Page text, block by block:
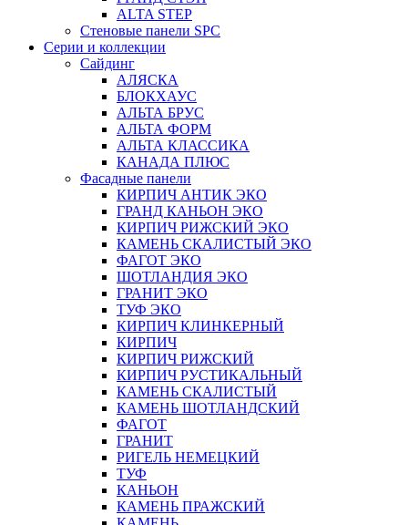
ALTA STEP
Стеновые панели SPC
Серии и коллекции
Сайдинг
АЛЯСКА
БЛОКХАУС
АЛЬТА БРУС
АЛЬТА ФОРМ
АЛЬТА КЛАССИКА
КАНАДА ПЛЮС
Фасадные панели
КИРПИЧ АНТИК ЭКО
ГРАНД КАНЬОН ЭКО
КИРПИЧ РИЖСКИЙ ЭКО
КАМЕНЬ СКАЛИСТЫЙ ЭКО
ФАГОТ ЭКО
ШОТЛАНДИЯ ЭКО
ГРАНИТ ЭКО
ТУФ ЭКО
КИРПИЧ КЛИНКЕРНЫЙ
КИРПИЧ
КИРПИЧ РИЖСКИЙ
КИРПИЧ РУСТИКАЛЬНЫЙ
КАМЕНЬ СКАЛИСТЫЙ
КАМЕНЬ ШОТЛАНДСКИЙ
ФАГОТ
ГРАНИТ
РИГЕЛЬ НЕМЕЦКИЙ
ТУФ
КАНЬОН
КАМЕНЬ ПРАЖСКИЙ